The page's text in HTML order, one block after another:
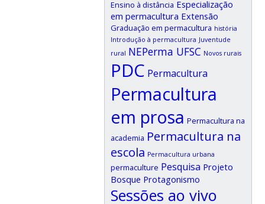
Ensino à distância Especialização
em permacultura Extensão
Graduação em permacultura história
Introdução à permacultura Juventude
rural NEPerma UFSC Novos rurais
PDC Permacultura
Permacultura
em prosa Permacultura na
academia Permacultura na
escola Permacultura urbana
permaculture Pesquisa Projeto
Bosque Protagonismo
Sessões ao vivo